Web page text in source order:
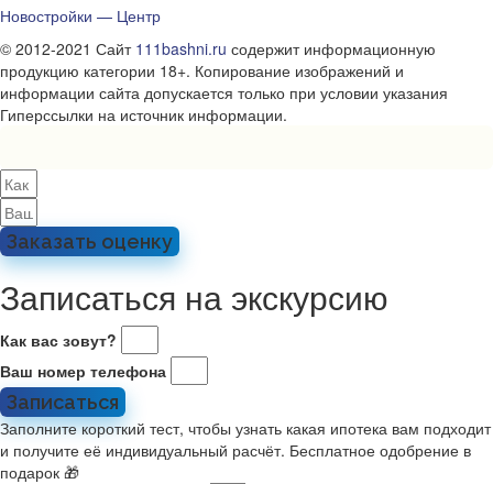
Новостройки — Центр
© 2012-2021 Сайт 111bashni.ru содержит информационную
продукцию категории 18+. Копирование изображений и
информации сайта допускается только при условии указания
Гиперссылки на источник информации.
Заказать оценку
Записаться на экскурсию
Как вас зовут?
Ваш номер телефона
Записаться
Заполните короткий тест, чтобы узнать какая ипотека вам подходит
и получите её индивидуальный расчёт. Бесплатное одобрение в
подарок 🎁